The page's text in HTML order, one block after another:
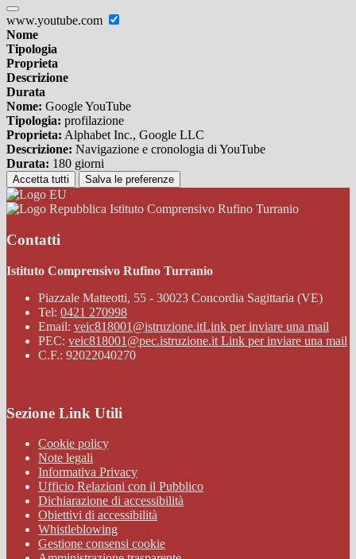
www.youtube.com
Nome
Tipologia
Proprieta
Descrizione
Durata
Nome: Google YouTube
Tipologia: profilazione
Proprieta: Alphabet Inc., Google LLC
Descrizione: Navigazione e cronologia di YouTube
Durata: 180 giorni
Accetta tutti Salva le preferenze
Istituto Comprensivo Rufino Turranio
Contatti
Istituto Comprensivo Rufino Turranio
Piazzale Matteotti, 55 - 30023 Concordia Sagittaria (VE)
Tel: 0421 270998
Email: veic818001@istruzione.itLink per inviare una mail
PEC: veic818001@pec.istruzione.it Link per inviare una mail
C.F.: 92022040270
Sezione Link Utili
Cookie policy
Note legali
Informativa Privacy
Ufficio Relazioni con il Pubblico
Dichiarazione di accessibilità
Obiettivi di accessibilità
Whistleblowing
Gestione consensi cookie